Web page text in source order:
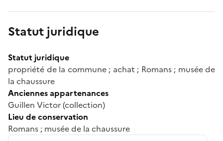
Statut juridique
Statut juridique
propriété de la commune ; achat ; Romans ; musée de
la chaussure
Anciennes appartenances
Guillen Victor (collection)
Lieu de conservation
Romans ; musée de la chaussure